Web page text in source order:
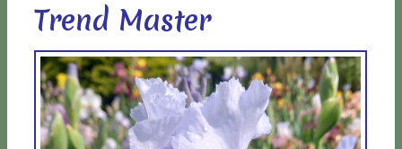
Trend Master